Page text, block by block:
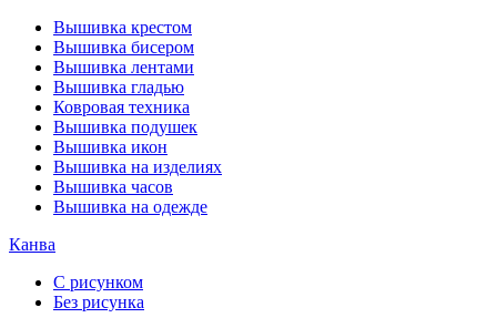
Вышивка крестом
Вышивка бисером
Вышивка лентами
Вышивка гладью
Ковровая техника
Вышивка подушек
Вышивка икон
Вышивка на изделиях
Вышивка часов
Вышивка на одежде
Канва
С рисунком
Без рисунка